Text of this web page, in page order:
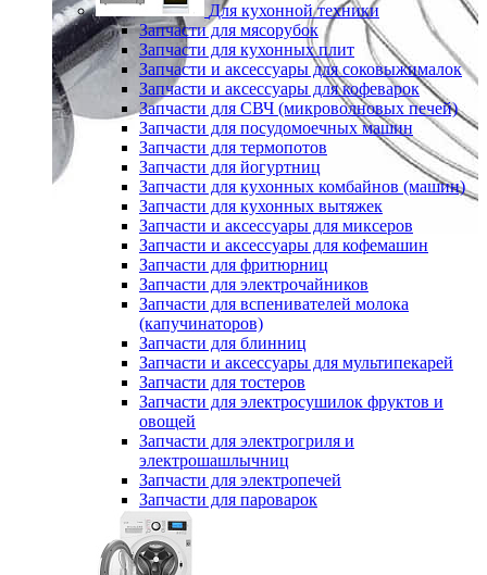
Для кухонной техники
Запчасти для мясорубок
Запчасти для кухонных плит
Запчасти и аксессуары для соковыжималок
Запчасти и аксессуары для кофеварок
Запчасти для СВЧ (микроволновых печей)
Запчасти для посудомоечных машин
Запчасти для термопотов
Запчасти для йогуртниц
Запчасти для кухонных комбайнов (машин)
Запчасти для кухонных вытяжек
Запчасти и аксессуары для миксеров
Запчасти и аксессуары для кофемашин
Запчасти для фритюрниц
Запчасти для электрочайников
Запчасти для вспенивателей молока
(капучинаторов)
Запчасти для блинниц
Запчасти и аксессуары для мультипекарей
Запчасти для тостеров
Запчасти для электросушилок фруктов и
овощей
Запчасти для электрогриля и
электрошашлычниц
Запчасти для электропечей
Запчасти для пароварок